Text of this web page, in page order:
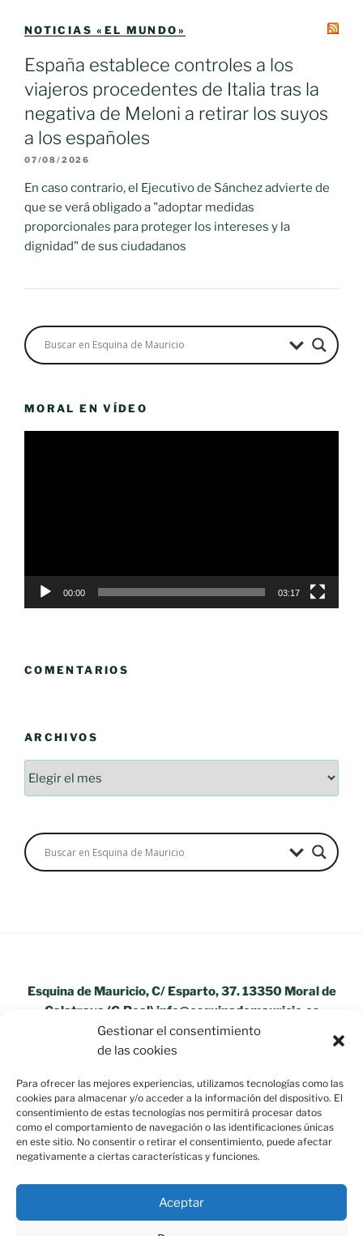
Gestionar el consentimiento
de las cookies
Para ofrecer las mejores experiencias, utilizamos tecnologías como las
cookies para almacenar y/o acceder a la información del dispositivo. El
consentimiento de estas tecnologías nos permitirá procesar datos
como el comportamiento de navegación o las identificaciones únicas
en este sitio. No consentir o retirar el consentimiento, puede afectar
negativamente a ciertas características y funciones.
Aceptar
NOTICIAS «EL MUNDO»
España establece controles a los
viajeros procedentes de Italia tras la
negativa de Meloni a retirar los suyos
a los españoles
07/08/2026
En caso contrario, el Ejecutivo de Sánchez advierte de
que se verá obligado a "adoptar medidas
proporcionales para proteger los intereses y la
dignidad" de sus ciudadanos
MORAL EN VÍDEO
00:00 03:17
COMENTARIOS
ARCHIVOS
Esquina de Mauricio, C/ Esparto, 37. 13350 Moral de
Calatrava (C.Real) info@esquinademauricio.es
«Aviso Legal»